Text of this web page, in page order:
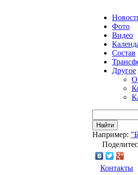
Фото
Видео
Состав
Другое
О
Найти
Например:
Контакты